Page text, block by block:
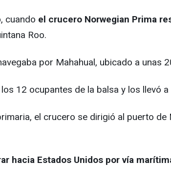
cuando el crucero Norwegian Prima
Roo.
por Mahahual, ubicado a unas
12 ocupantes de la balsa y los llevó
el crucero se dirigió al puerto
hacia Estados Unidos por vía